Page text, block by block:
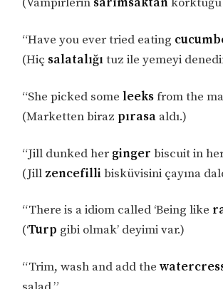
“Have you ever tried eating
(Hiç salatalığıtuz ile yemeyi
“She picked someleeksfrom the
(Marketten biraz pırasa aldı.)
“Jill dunked her ginger biscuit in
(Jill zencefillibisküvisini çayına
“There is a idiom called ‘Being like
(‘Turp gibi olmak’ deyimi var.)
“Trim, wash and add the